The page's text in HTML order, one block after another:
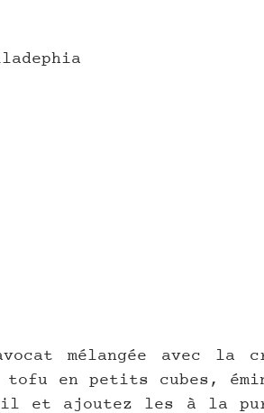
mélangée avec la
tofu en petits cubes,
et ajoutez les à la